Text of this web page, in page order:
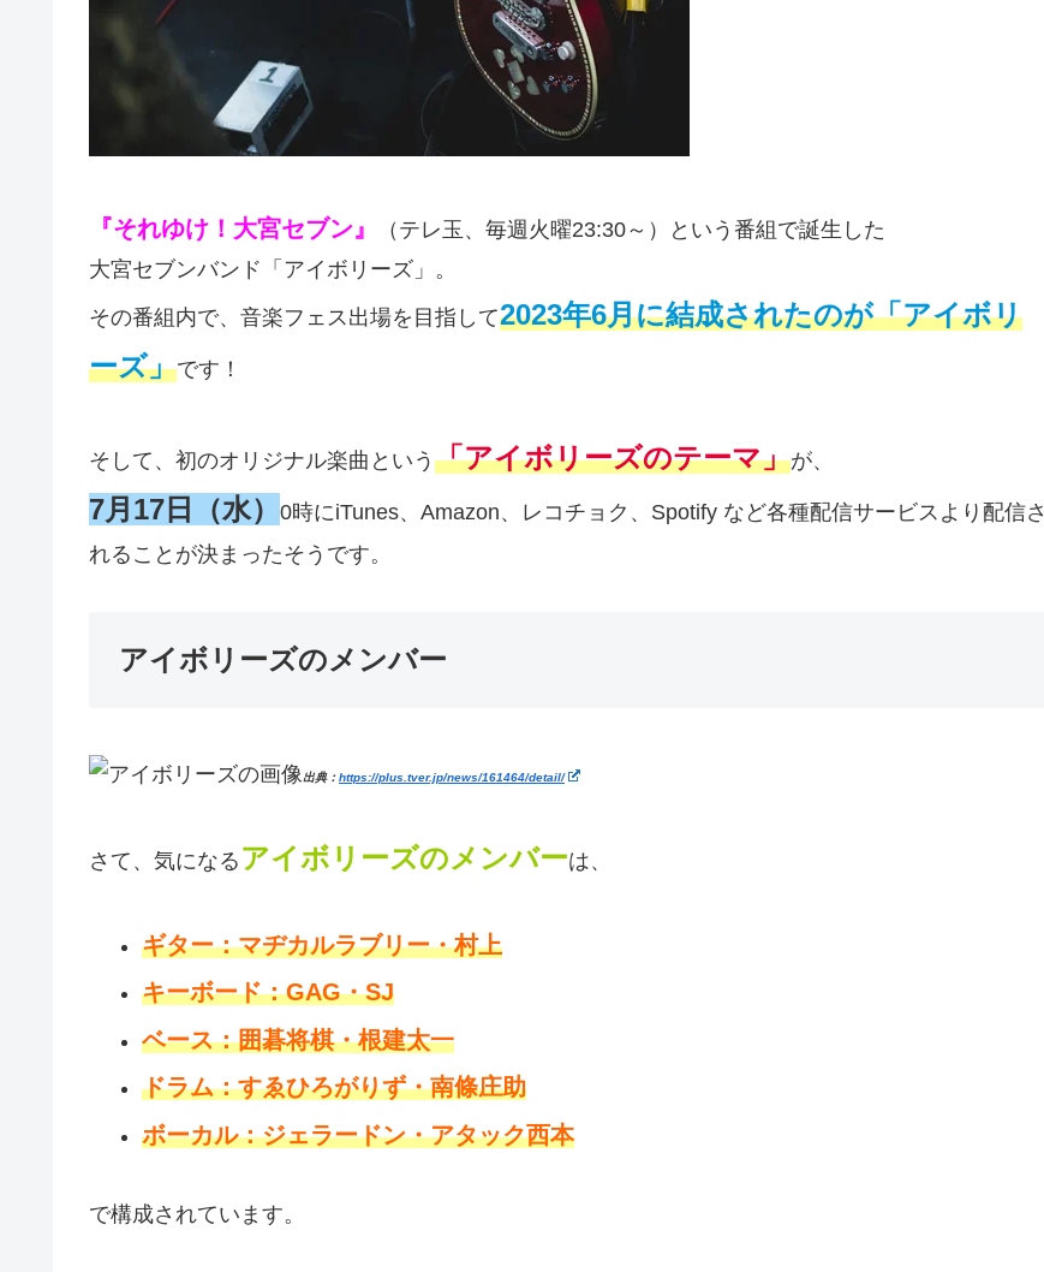
『それゆけ！大宮セブン』
（テレ玉、毎週火曜23:30～）という番組で誕生した
大宮セブンバンド「アイボリーズ」。
その番組内で、音楽フェス出場を目指して2023年6月に結成されたのが「アイボリ
ーズ」です！
そして、初のオリジナル楽曲という 「アイボリーズのテーマ」が、
7月17日（水）
0時にiTunes、Amazon、レコチョク、Spotify など各種配信サービスより配信さ
れることが決まったそうです。
アイボリーズのメンバー
出典：https://plus.tver.jp/news/161464/detail/
さて、気になる アイボリーズのメンバーは、
ギター：マヂカルラブリー・村上
キーボード：GAG・SJ
ベース：囲碁将棋・根建太一
ドラム：すゑひろがりず・南條庄助
ボーカル：ジェラードン・アタック西本
で構成されています。